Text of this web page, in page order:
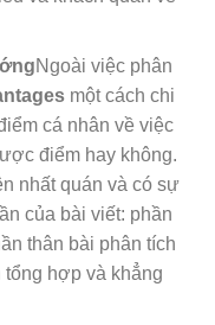
Ngoài việc phân
một cách chi
cá nhân về việc
điểm hay không.
nhất quán và có sự
của bài viết: phần
thân bài phân tích
hợp và khẳng